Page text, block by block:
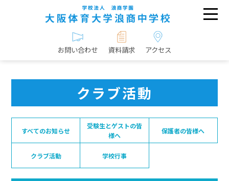
お問い合わせ 資料請求 アクセス
クラブ活動
すべてのお知らせ
受験生とゲストの皆
様へ
保護者の皆様へ
クラブ活動 学校行事